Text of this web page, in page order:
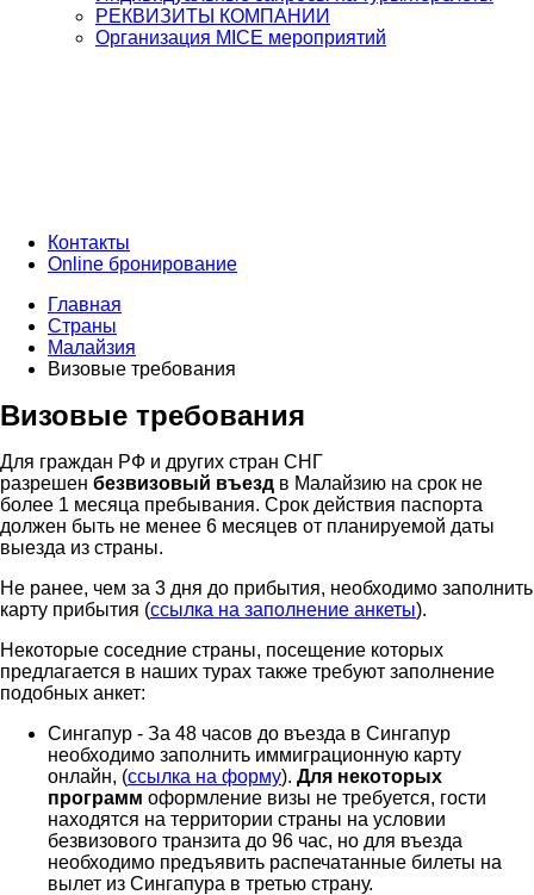
РЕКВИЗИТЫ КОМПАНИИ
Организация MICE мероприятий
Контакты
Online бронирование
Главная
Страны
Малайзия
Визовые требования
Визовые требования
Для граждан РФ и других стран СНГ
разрешен безвизовый въезд в Малайзию на срок не
более 1 месяца пребывания. Срок действия паспорта
должен быть не менее 6 месяцев от планируемой даты
выезда из страны.
Не ранее, чем за 3 дня до прибытия, необходимо заполнить
карту прибытия (ссылка на заполнение анкеты).
Некоторые соседние страны, посещение которых
предлагается в наших турах также требуют заполнение
подобных анкет:
Сингапур - За 48 часов до въезда в Сингапур
необходимо заполнить иммиграционную карту
онлайн, (ссылка на форму). Для некоторых
программ оформление визы не требуется, гости
находятся на территории страны на условии
безвизового транзита до 96 час, но для въезда
необходимо предъявить распечатанные билеты на
вылет из Сингапура в третью страну.